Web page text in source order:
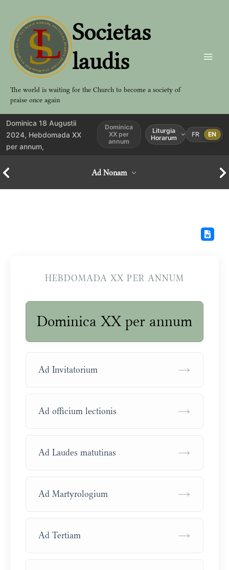
contenu
Societas
laudis
The world is waiting for the Church to become a society of
praise once again
Dominica 18 Augustii
2024, Hebdomada XX
per annum,
Dominica
XX per
annum
Liturgia
Horarum
FR EN
Ad Nonam
HEBDOMADA XX PER ANNUM
Dominica XX per annum
Ad Invitatorium →
Ad officium lectionis →
Ad Laudes matutinas →
Ad Martyrologium →
Ad Tertiam →